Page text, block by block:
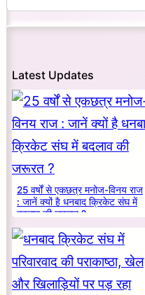
Latest Updates
25 वर्षों से एकछत्र मनोज-विनय राज
: जानें क्यों है धनबाद क्रिकेट संघ में
बदलाव की जरूरत ?